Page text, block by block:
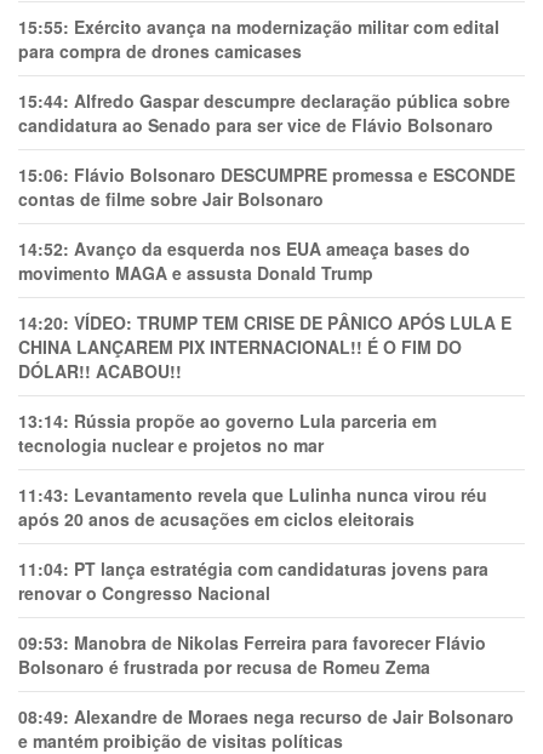
15:55: Exército avança na modernização militar com edital
para compra de drones camicases
15:44: Alfredo Gaspar descumpre declaração pública sobre
candidatura ao Senado para ser vice de Flávio Bolsonaro
15:06: Flávio Bolsonaro DESCUMPRE promessa e ESCONDE
contas de filme sobre Jair Bolsonaro
14:52: Avanço da esquerda nos EUA ameaça bases do
movimento MAGA e assusta Donald Trump
14:20: VÍDEO: TRUMP TEM CRlSE DE PÂNlCO APÓS LULA E
CHINA LANÇAREM PIX INTERNACIONAL!! É O FIM DO
DÓLAR!! ACABOU!!
13:14: Rússia propõe ao governo Lula parceria em
tecnologia nuclear e projetos no mar
11:43: Levantamento revela que Lulinha nunca virou réu
após 20 anos de acusações em ciclos eleitorais
11:04: PT lança estratégia com candidaturas jovens para
renovar o Congresso Nacional
09:53: Manobra de Nikolas Ferreira para favorecer Flávio
Bolsonaro é frustrada por recusa de Romeu Zema
08:49: Alexandre de Moraes nega recurso de Jair Bolsonaro
e mantém proibição de visitas políticas